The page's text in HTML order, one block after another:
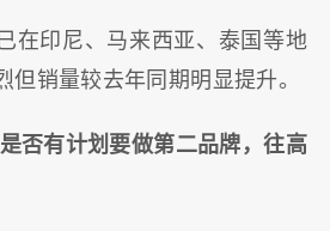
在印尼、马来西亚、泰国等地
但销量较去年同期明显提升。
否有计划要做第二品牌，往高